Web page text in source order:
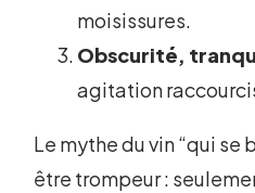
moisissures.
Obscurité,
agitation
Le mythe du vin “qui se
être trompeur :